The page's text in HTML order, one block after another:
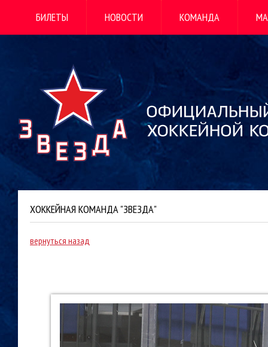
БИЛЕТЫ НОВОСТИ КОМАНДА
ХОККЕЙНАЯ КОМАНДА "ЗВЕЗДА"
вернуться назад